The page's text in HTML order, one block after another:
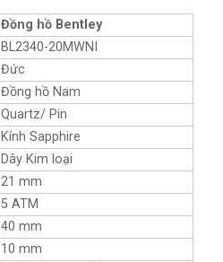
Đồng hồ Bentley
BL2340-20MWNI
Đức
Đồng hồ Nam
Quartz/ Pin
Kính Sapphire
Dây Kim loại
21 mm
5 ATM
40 mm
10 mm